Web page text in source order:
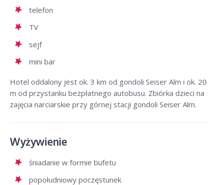
telefon
TV
sejf
mini bar
Hotel oddalony jest ok. 3 km od gondoli Seiser Alm i ok. 20
m od przystanku bezpłatnego autobusu. Zbiórka dzieci na
zajęcia narciarskie przy górnej stacji gondoli Seiser Alm.
Wyżywienie
śniadanie w formie bufetu
popołudniowy poczęstunek